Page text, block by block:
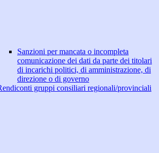
Sanzioni per mancata o incompleta
comunicazione dei dati da parte dei titolari
di incarichi politici, di amministrazione, di
direzione o di governo
gruppi consiliari regionali/provinciali